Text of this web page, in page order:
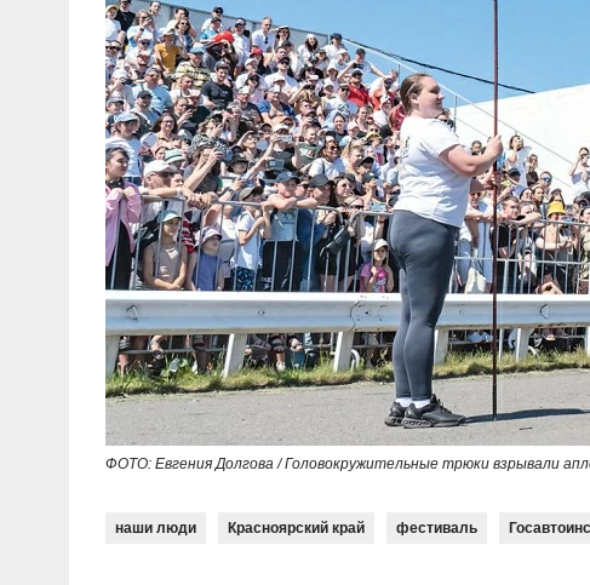
ФОТО: Евгения Долгова / Головокружительные трюки взрывали
наши люди Красноярский край фестиваль